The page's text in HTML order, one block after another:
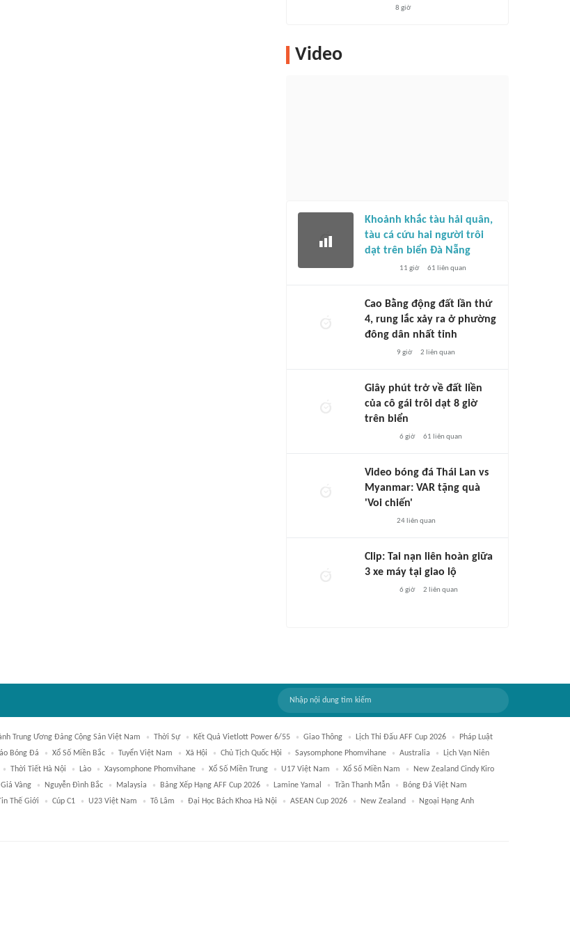
8 giờ
Video
Khoảnh khắc tàu hải quân,
tàu cá cứu hai người trôi
dạt trên biển Đà Nẵng
11 giờ 61 liên quan
Cao Bằng động đất lần thứ
4, rung lắc xảy ra ở phường
đông dân nhất tỉnh
9 giờ 2 liên quan
Giây phút trở về đất liền
của cô gái trôi dạt 8 giờ
trên biển
6 giờ 61 liên quan
Video bóng đá Thái Lan vs
Myanmar: VAR tặng quà
'Voi chiến'
24liên quan
Clip: Tai nạn liên hoàn giữa
3 xe máy tại giao lộ
6 giờ 2 liên quan
Trung Ương Đảng Cộng Sản Việt Nam Thời Sự Kết Quả Vietlott Power 6/55 Giao Thông Lịch Thi Đấu AFF Cup 2026
Pháp Luật
Bóng Đá Xổ Số Miền Bắc Tuyển Việt Nam Xã Hội Chủ Tịch Quốc Hội Saysomphone Phomvihane Australia
Lịch Vạn Niên
Thời Tiết Hà Nội Lào Xaysomphone Phomvihane Xổ Số Miền Trung U17 Việt Nam Xổ Số Miền Nam
New Zealand Cindy Kiro
Giá Vàng Nguyễn Đình Bắc Malaysia Bảng Xếp Hạng AFF Cup 2026 Lamine Yamal Trần Thanh Mẫn
Bóng Đá Việt Nam
Thế Giới Cúp C1 U23 Việt Nam Tô Lâm Đại Học Bách Khoa Hà Nội ASEAN Cup 2026 New Zealand
Ngoại Hạng Anh